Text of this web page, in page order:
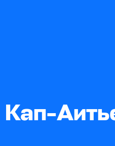
Кап-